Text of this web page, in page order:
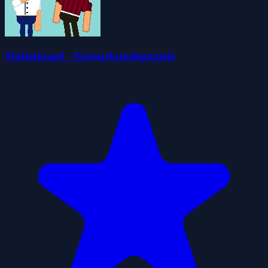
Stuiterkogel - Natuurkundepuzzels